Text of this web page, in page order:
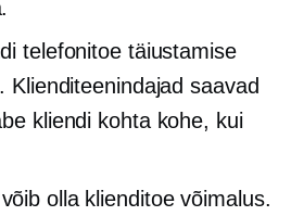
telefonitoe täiustamise
Klienditeenindajad saavad
kliendi kohta kohe, kui
olla klienditoe võimalus.